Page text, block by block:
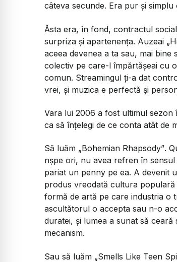
câteva secunde. Era pur și
Ăsta era, în fond, contractul
surpriza și apartenența. Auzeai
aceea devenea a ta sau, mai
colectiv pe care-l împărtășeai cu
comun. Streamingul ți-a dat
vrei, și muzica e perfectă și
Vara lui 2006 a fost ultimul
ca să înțelegi de ce conta atât de
Să luăm „Bohemian Rhapsody”.
nșpe ori, nu avea refren în
pariat un penny pe ea. A devenit
produs vreodată cultura
formă de artă pe care industria o
ascultătorul o accepta sau n-o
duratei, și lumea a sunat să
mecanism.
Sau să luăm „Smells Like Teen